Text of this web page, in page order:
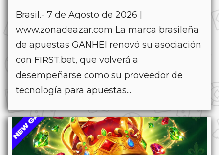
Brasil.- 7 de Agosto de 2026 |
www.zonadeazar.com La marca brasileña
de apuestas GANHEI renovó su asociación
con FIRST.bet, que volverá a
desempeñarse como su proveedor de
tecnología para apuestas...